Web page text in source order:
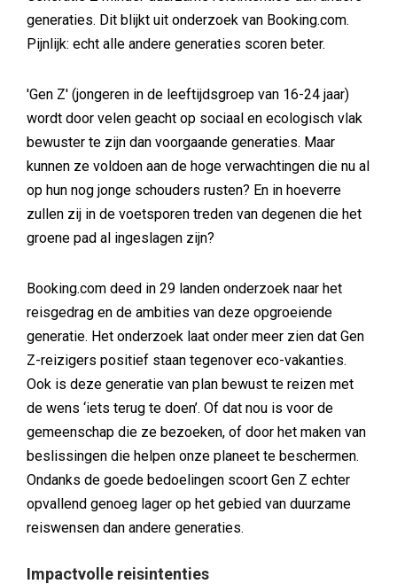
generaties. Dit blijkt uit onderzoek van Booking.com.
Pijnlijk: echt alle andere generaties scoren beter.
'Gen Z' (jongeren in de leeftijdsgroep van 16-24 jaar)
wordt door velen geacht op sociaal en ecologisch vlak
bewuster te zijn dan voorgaande generaties. Maar
kunnen ze voldoen aan de hoge verwachtingen die nu al
op hun nog jonge schouders rusten? En in hoeverre
zullen zij in de voetsporen treden van degenen die het
groene pad al ingeslagen zijn?
Booking.com deed in 29 landen onderzoek naar het
reisgedrag en de ambities van deze opgroeiende
generatie. Het onderzoek laat onder meer zien dat Gen
Z-reizigers positief staan tegenover eco-vakanties.
Ook is deze generatie van plan bewust te reizen met
de wens ‘iets terug te doen’. Of dat nou is voor de
gemeenschap die ze bezoeken, of door het maken van
beslissingen die helpen onze planeet te beschermen.
Ondanks de goede bedoelingen scoort Gen Z echter
opvallend genoeg lager op het gebied van duurzame
reiswensen dan andere generaties.
Impactvolle reisintenties